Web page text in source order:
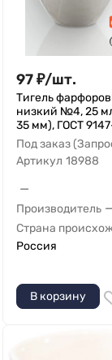
97₽/шт.
Тигель
низкий №4, 25
35 мм), ГОСТ
Под заказ
Артикул 18988
—
Производитель
Страна
Россия
В корзину